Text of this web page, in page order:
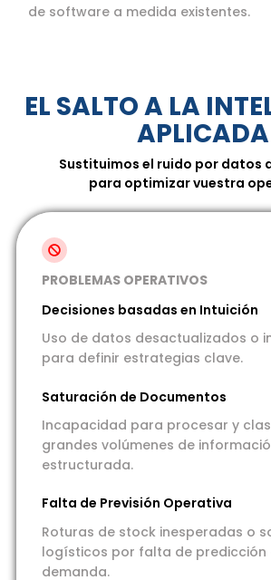
de software a medida existentes.
EL SALTO A LA
APLICADA
Sustituimos el ruido por datos
para optimizar vuestra
PROBLEMAS OPERATIVOS
Decisiones basadas en Intuición
Uso de datos desactualizados o
para definir estrategias clave.
Saturación de Documentos
Incapacidad para procesar y
grandes volúmenes de
estructurada.
Falta de Previsión Operativa
Roturas de stock inesperadas o
logísticos por falta de predicción
demanda.